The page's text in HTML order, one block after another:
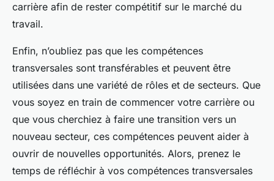
carrière afin de rester compétitif sur le marché du
travail.
Enfin, n’oubliez pas que les compétences
transversales sont transférables et peuvent être
utilisées dans une variété de rôles et de secteurs. Que
vous soyez en train de commencer votre carrière ou
que vous cherchiez à faire une transition vers un
nouveau secteur, ces compétences peuvent aider à
ouvrir de nouvelles opportunités. Alors, prenez le
temps de réfléchir à vos compétences transversales